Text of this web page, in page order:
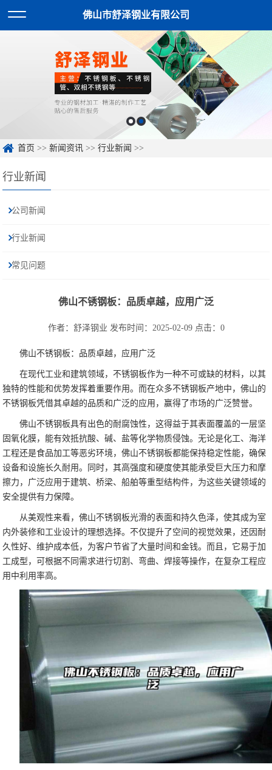
佛山市舒泽钢业有限公司
首页 >>新闻资讯 >>行业新闻 >>
行业新闻
公司新闻
行业新闻
常见问题
佛山不锈钢板：品质卓越，应用广泛
作者：舒泽钢业 发布时间：2025-02-09 点击： 0
佛山不锈钢板：品质卓越，应用广泛
在现代工业和建筑领域，不锈钢板作为一种不可或缺的材料，以其
独特的性能和优势发挥着重要作用。而在众多不锈钢板产地中，佛山的
不锈钢板凭借其卓越的品质和广泛的应用，赢得了市场的广泛赞誉。
佛山不锈钢板具有出色的耐腐蚀性，这得益于其表面覆盖的一层坚
固氧化膜，能有效抵抗酸、碱、盐等化学物质侵蚀。无论是化工、海洋
工程还是食品加工等恶劣环境，佛山不锈钢板都能保持稳定性能，确保
设备和设施长久耐用。同时，其高强度和硬度使其能承受巨大压力和摩
擦力，广泛应用于建筑、桥梁、船舶等重型结构件，为这些关键领域的
安全提供有力保障。
从美观性来看，佛山不锈钢板光滑的表面和持久色泽，使其成为室
内外装修和工业设计的理想选择。不仅提升了空间的视觉效果，还因耐
久性好、维护成本低，为客户节省了大量时间和金钱。而且，它易于加
工成型，可根据不同需求进行切割、弯曲、焊接等操作，在复杂工程应
用中利用率高。